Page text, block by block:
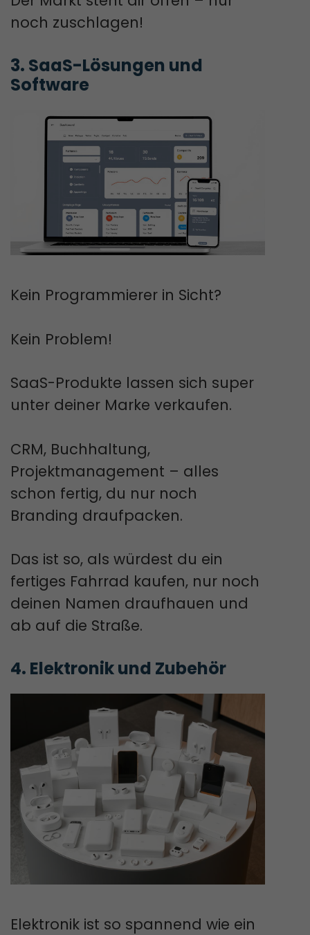
noch zuschlagen!
3. SaaS-Lösungen und
Software
Kein Programmierer in Sicht?
Kein Problem!
SaaS-Produkte lassen sich super
unter deiner Marke verkaufen.
CRM, Buchhaltung,
Projektmanagement – alles
schon fertig, du nur noch
Branding draufpacken.
Das ist so, als würdest du ein
fertiges Fahrrad kaufen, nur noch
deinen Namen draufhauen und
ab auf die Straße.
4. Elektronik und Zubehör
Elektronik ist so spannend wie ein